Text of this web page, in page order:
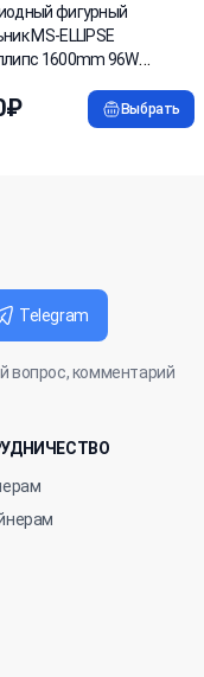
фигурный
MS-ELLIPSE
1600mm 96W
Выбрать
Telegram
вопрос, комментарий